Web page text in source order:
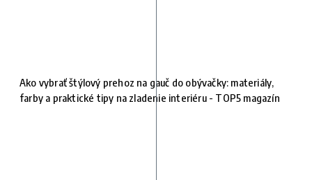
Ako vybrať štýlový prehoz na gauč do obývačky: materiály,
farby a praktické tipy na zladenie interiéru - TOP5 magazín